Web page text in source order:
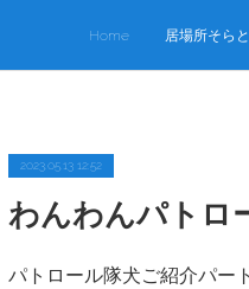
Home 居場所そら
2023.05.13 12:52
わんわんパトロ
パトロール隊犬ご紹介パー